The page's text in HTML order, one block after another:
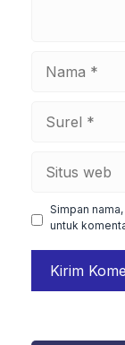
Simpan
untuk